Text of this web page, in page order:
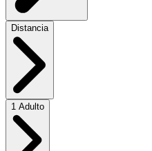
Distancia
1 Adulto